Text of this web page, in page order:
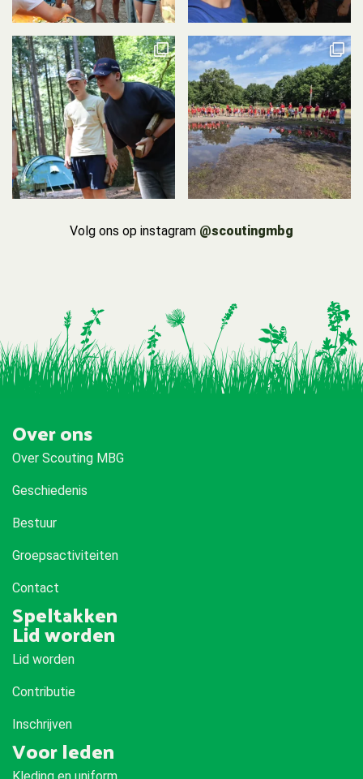
Volg ons op instagram @scoutingmbg
Over ons
Over Scouting MBG
Geschiedenis
Bestuur
Groepsactiviteiten
Contact
Speltakken
Lid worden
Lid worden
Contributie
Inschrijven
Voor leden